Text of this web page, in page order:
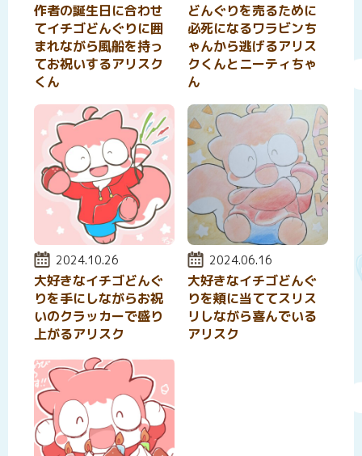
作者の誕生日に合わせ
てイチゴどんぐりに囲
まれながら風船を持っ
てお祝いするアリスク
くん
どんぐりを売るために
必死になるワラビンち
ゃんから逃げるアリス
クくんとニーティちゃ
ん
投稿日:
2024.10.26
大好きなイチゴどんぐ
りを手にしながらお祝
いのクラッカーで盛り
上がるアリスク
投稿日:
2024.06.16
大好きなイチゴどんぐ
りを頬に当ててスリス
リしながら喜んでいる
アリスク